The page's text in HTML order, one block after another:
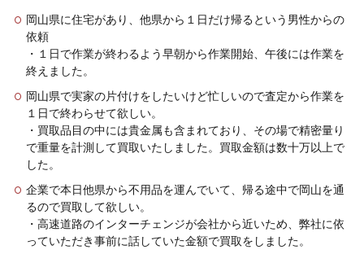
岡山県に住宅があり、他県から１日だけ帰るという男性からの
依頼
・１日で作業が終わるよう早朝から作業開始、午後には作業を
終えました。
岡山県で実家の片付けをしたいけど忙しいので査定から作業を
１日で終わらせて欲しい。
・買取品目の中には貴金属も含まれており、その場で精密量り
で重量を計測して買取いたしました。買取金額は数十万以上で
した。
企業で本日他県から不用品を運んでいて、帰る途中で岡山を通
るので買取して欲しい。
・高速道路のインターチェンジが会社から近いため、弊社に依
っていただき事前に話していた金額で買取をしました。